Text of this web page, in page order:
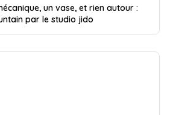
un vase, et rien autour :
par le studio jido